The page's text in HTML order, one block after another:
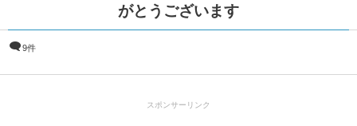
がとうございます
9件
スポンサーリンク